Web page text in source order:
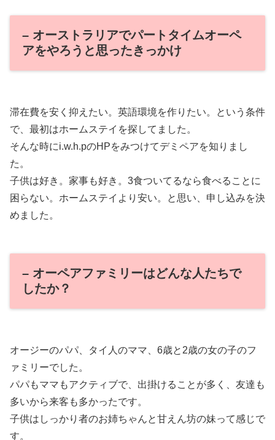
– オーストラリアでパートタイムオーペ
アをやろうと思ったきっかけ
滞在費を安く抑えたい。英語環境を作りたい。という条件
で、最初はホームステイを探してました。
そんな時にi.w.h.pのHPをみつけてデミペアを知りまし
た。
子供は好き。家事も好き。3食ついてるなら食べることに
困らない。ホームステイより安い。と思い、申し込みを決
めました。
– オーペアファミリーはどんな人たちで
したか？
オージーのパパ、タイ人のママ、6歳と2歳の女の子のフ
ァミリーでした。
パパもママもアクティブで、出掛けることが多く、友達も
多いから来客も多かったです。
子供はしっかり者のお姉ちゃんと甘えん坊の妹って感じで
す。